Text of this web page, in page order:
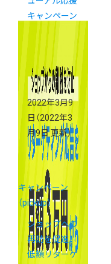
キャンペーン
実施中
2022年3月9
日 （2022年3
月9日 更新）
キャンペーン
（pickup）
ショップへの
再訪を促進！
低額リターゲ